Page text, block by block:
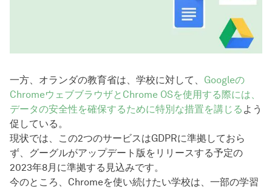
一方、オランダの教育省は、学校に対して、 Googleの
ChromeウェブブラウザとChrome OSを使用する際には、
データの安全性を確保するために特別な措置を講じる よう
促している。
現状では、この2つのサービスはGDPRに準拠しておら
ず、グーグルがアップデート版をリリースする予定の
2023年8月に準拠する見込みです。
今のところ、Chromeを使い続けたい学校は、一部の学習